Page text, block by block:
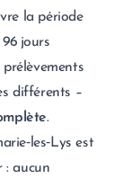
la période
jours
prélèvements
différents –
.
est
: aucun